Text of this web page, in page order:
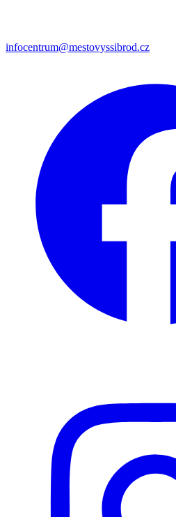
infocentrum@mestovyssibrod.cz